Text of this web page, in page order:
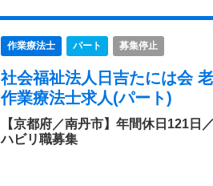
作業療法士 パート 募集停止
社会福祉法人日吉たには会
作業療法士求人(パート)
【京都府／南丹市】年間休日121日
ハビリ職募集